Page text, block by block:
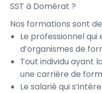
SST à Domérat ?
Nos formations sont
Le professionnel
d’organismes de
Tout individu ayant
une carrière de
Le salarié qui